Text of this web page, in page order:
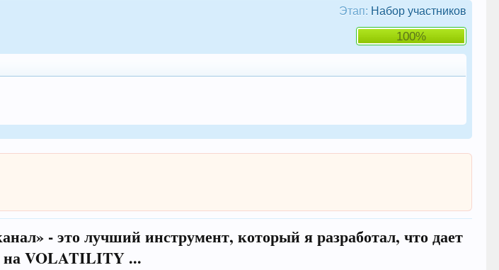
Этап: Набор участников
100%
- это лучший инструмент, который я разработал, что дает
на VOLATILITY ...